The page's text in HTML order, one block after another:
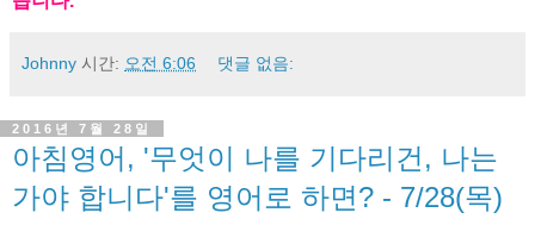
Johnny 시간: 오전 6:06 댓글 없음:
2016년 7월 28일
아침영어, '무엇이 나를 기다리건, 나는
가야 합니다'를 영어로 하면? - 7/28(목)